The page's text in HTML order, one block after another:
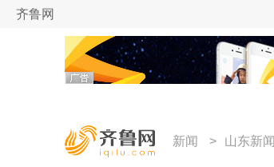
齐鲁网
新闻 > 山东新闻